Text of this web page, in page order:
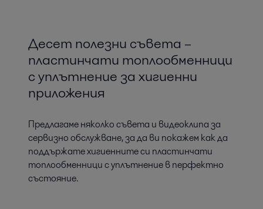
Десет полезни съвета –
пластинчати топлообменници
с уплътнение за хигиенни
приложения
Предлагаме няколко съвета и видеоклипа за
сервизно обслужване, за да ви покажем как да
поддържате хигиенните си пластинчати
топлообменници с уплътнение в перфектно
състояние.